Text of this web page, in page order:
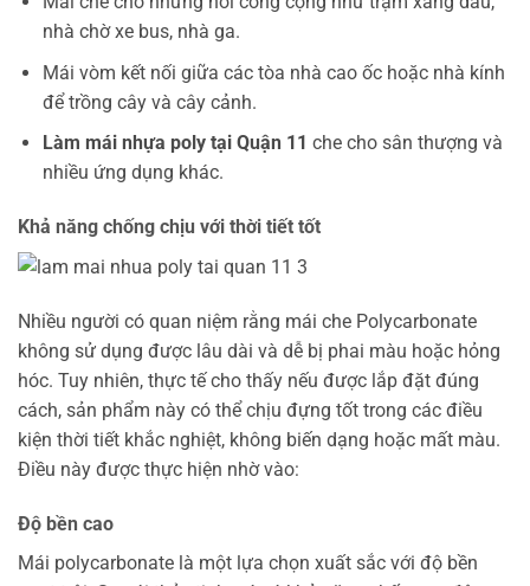
nhà chờ xe bus, nhà ga.
Mái vòm kết nối giữa các tòa nhà cao ốc hoặc nhà kính
để trồng cây và cây cảnh.
Làm mái nhựa poly tại Quận 11 che cho sân thượng và
nhiều ứng dụng khác.
Khả năng chống chịu với thời tiết tốt
Nhiều người có quan niệm rằng mái che Polycarbonate
không sử dụng được lâu dài và dễ bị phai màu hoặc hỏng
hóc. Tuy nhiên, thực tế cho thấy nếu được lắp đặt đúng
cách, sản phẩm này có thể chịu đựng tốt trong các điều
kiện thời tiết khắc nghiệt, không biến dạng hoặc mất màu.
Điều này được thực hiện nhờ vào:
Độ bền cao
Mái polycarbonate là một lựa chọn xuất sắc với độ bền